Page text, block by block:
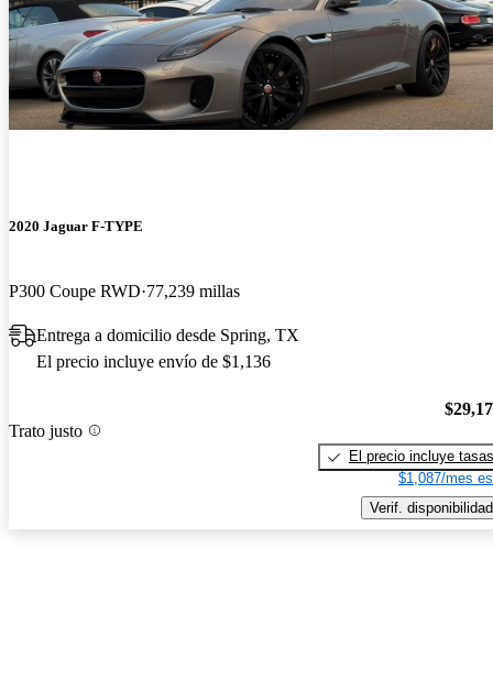
2020 Jaguar F-TYPE
P300 Coupe RWD 77,239 millas
Entrega a domicilio desde Spring, TX
El precio incluye envío de $1,136
Trato justo
El precio incluye tasas
$1,087/mes
Verif. disponibilidad